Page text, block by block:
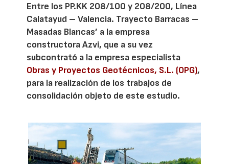
Entre los PP.KK 208/100 y 208/200, Línea
Calatayud – Valencia. Trayecto Barracas –
Masadas Blancas’ a la empresa
constructora Azvi, que a su vez
subcontrató a la empresa especialista
Obras y Proyectos Geotécnicos, S.L. (OPG),
para la realización de los trabajos de
consolidación objeto de este estudio.